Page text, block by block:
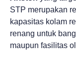
STP merupakan
kapasitas kolam
renang untuk
maupun fasilitas